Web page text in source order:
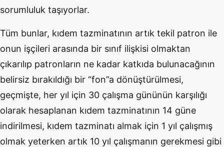
sorumluluk taşıyorlar.
Tüm bunlar, kıdem tazminatının artık tekil patron ile
onun işçileri arasında bir sınıf ilişkisi olmaktan
çıkarılıp patronların ne kadar katkıda bulunacağının
belirsiz bırakıldığı bir “fon”a dönüştürülmesi,
geçmişte, her yıl için 30 çalışma gününün karşılığı
olarak hesaplanan kıdem tazminatının 14 güne
indirilmesi, kıdem tazminatı almak için 1 yıl çalışmış
olmak yeterken artık 10 yıl çalışmanın gerekmesi gibi